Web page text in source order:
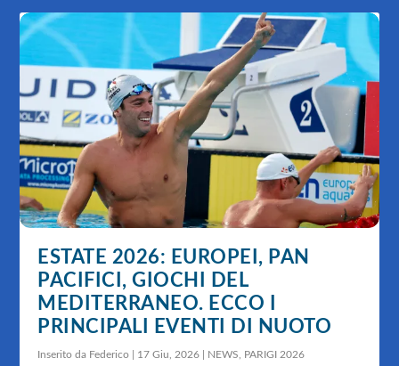
ESTATE 2026: EUROPEI, PAN
PACIFICI, GIOCHI DEL
MEDITERRANEO. ECCO I
PRINCIPALI EVENTI DI NUOTO
Inserito da Federico 17 Giu, 2026 NEWS PARIGI 2026